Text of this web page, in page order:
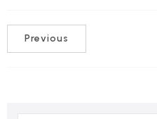
Previous